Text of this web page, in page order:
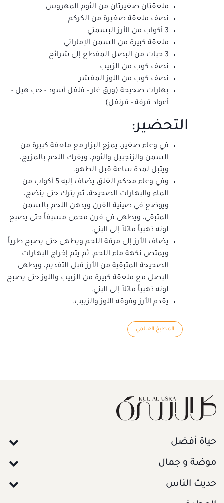
ملعقتان صغيرتان من الثوم المهروس
نصف ملعقة صغيرة من الكركم
3 أكواب من الأرز البسمتي
ملعقة كبيرة من السمن الإماراتي
3 حبات من البصل المقطع إلى شرائح
نصف كوب من الزبيب
نصف كوب من اللوز المقشر
بهارات صحيحة (ورق غار - فلفل أسود - حب هيل -
أعواد قرفة - قرنفل)
التحضير:
في وعاء صغير، يمزج البزار مع ملعقة كبيرة من
السمن والزنجبيل والثوم، ويفرك اللحم بالمزيج،
ويتبل لمدة ساعة قبل الطهو.
وفي وعاء محكم الغلق يضاف إليه 5 أكواب من
الماء والبهارات الصحيحة، ثم يترك حتى ينضج،
ويوضع في صينية الفرن ويدهن اللحم بالسمن
المتبقي، ويطهى في فرن محمى مسبقاً حتى يصبح
لونه ذهبياً مائلاً إلى البني.
يضاف الأرز إلى مرقة اللحم ويطهى حتى يصبح طرياً
ويمتص نكهة ماء اللحم، ثم يتم إخراج البهارات
الصحيحة المتبقية من الأرز قبل التقديم، ويطهى
البصل مع ملعقة كبيرة من الزبيب واللوز حتى يصبح
لونه ذهبياً مائلاً إلى البني.
يقدم الأرز وفوقه اللوز والزبيب.
المطبخ العالمي
حياة أفضل
موضة و جمال
حديث الناس